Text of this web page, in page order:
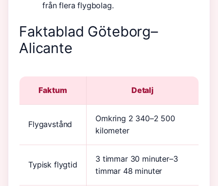
från flera flygbolag.
Faktablad Göteborg–
Alicante
Faktum Detalj
Flygavstånd
Omkring 2 340–2 500
kilometer
Typisk flygtid
3 timmar 30 minuter–3
timmar 48 minuter